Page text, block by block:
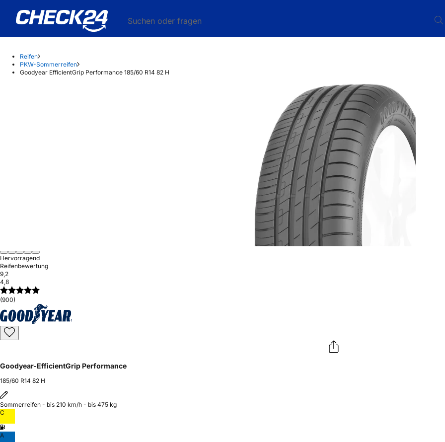
Suchen oder fragen
Reifen
PKW-Sommerreifen
Goodyear EfficientGrip Performance 185/60 R14 82 H
Hervorragend
Reifenbewertung
9,2
4,8
(900)
Goodyear-EfficientGrip Performance
185/60 R14 82 H
Sommerreifen - bis 210 km/h - bis 475 kg
C
A